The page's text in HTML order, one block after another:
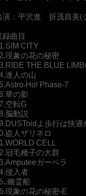
演：平沢進 折茂昌美(
録曲目
CITY
現象の花の秘密
THE BLUE
達人の山
Ho! Phase-7
華の影
空転G
脳動説
よ歩行は快適
盗人ザリネロ
CELL
冠毛種子の大群
ガーベラ
侵入者
幽霊船
現象の花の秘密-E